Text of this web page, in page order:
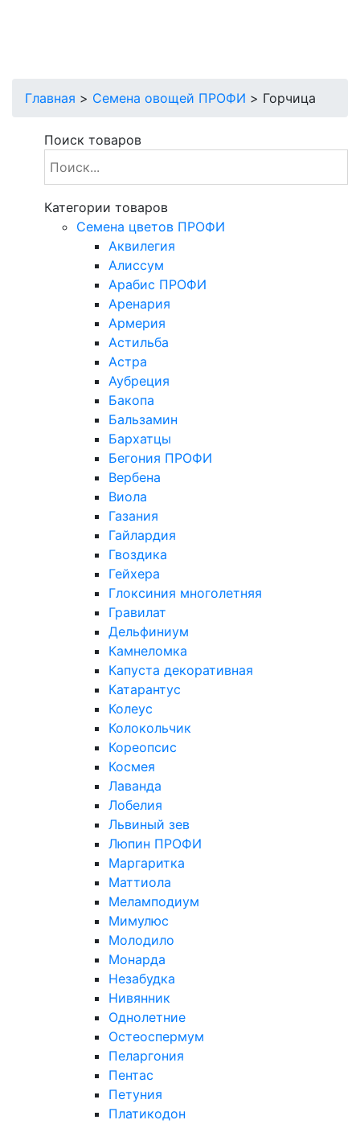
Главная > Семена овощей ПРОФИ > Горчица
Поиск товаров
Категории товаров
Cемена цветов ПРОФИ
Аквилегия
Алиссум
Арабис ПРОФИ
Аренария
Армерия
Астильба
Астра
Аубреция
Бакопа
Бальзамин
Бархатцы
Бегония ПРОФИ
Вербена
Виола
Газания
Гайлардия
Гвоздика
Гейхера
Глоксиния многолетняя
Гравилат
Дельфиниум
Камнеломка
Капуста декоративная
Катарантус
Колеус
Колокольчик
Кореопсис
Космея
Лаванда
Лобелия
Львиный зев
Люпин ПРОФИ
Маргаритка
Маттиола
Меламподиум
Мимулюс
Молодило
Монарда
Незабудка
Нивянник
Однолетние
Остеоспермум
Пеларгония
Пентас
Петуния
Платикодон